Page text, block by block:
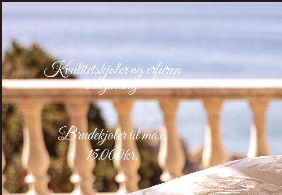
Kvalitetskjoler og erfaren
rådgivning.
Brudekjolertil max.
15.000kr.